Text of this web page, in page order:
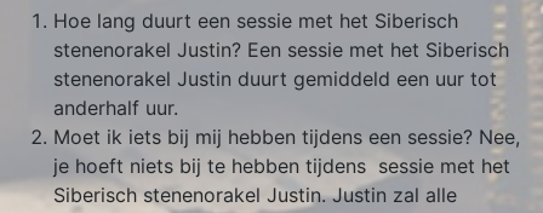
Hoe lang duurt een sessie met het Siberisch
stenenorakel Justin? Een sessie met het Siberisch
stenenorakel Justin duurt gemiddeld een uur tot
anderhalf uur.
Moet ik iets bij mij hebben tijdens een sessie? Nee,
je hoeft niets bij te hebben tijdens sessie met het
Siberisch stenenorakel Justin. Justin zal alle